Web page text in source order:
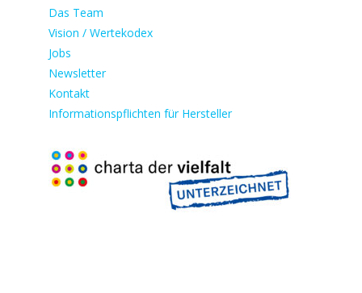
Das Team
Vision / Wertekodex
Jobs
Newsletter
Kontakt
Informationspflichten für Hersteller